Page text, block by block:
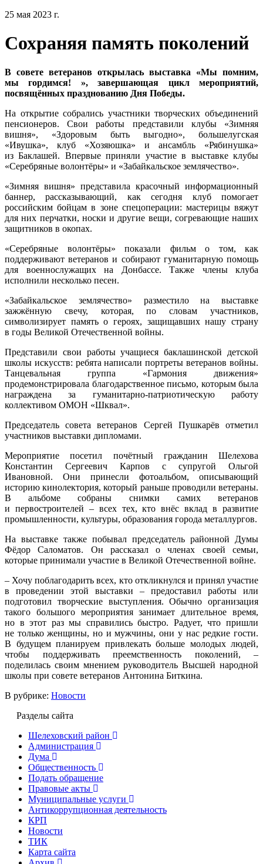
25 мая 2023 г.
Сохраняя память поколений
В совете ветеранов открылась выставка «Мы помним,
мы гордимся! », завершающая цикл мероприятий,
посвящённых празднованию Дня Победы.
На открытие собрались участники творческих объединений
пенсионеров. Свои работы представили клубы «Зимняя
вишня», «Здоровым быть выгодно», большелугская
«Ивушка», клуб «Хозяюшка» и ансамбль «Рябинушка»
из Баклашей. Впервые приняли участие в выставке клубы
«Серебряные волонтёры» и «Забайкальское землячество».
«Зимняя вишня» представила красочный информационный
баннер, рассказывающий, как сегодня клуб помогает
российским бойцам в зоне спецоперации: мастерицы вяжут
для них перчатки, носки и другие вещи, согревающие наших
защитников в окопах.
«Серебряные волонтёры» показали фильм о том, как
поддерживают ветеранов и собирают гуманитарную помощь
для военнослужащих на Донбассе. Также члены клуба
исполнили несколько песен.
«Забайкальское землячество» разместило на выставке
зажжённую свечу, которая, по словам участников,
символизирует память о героях, защищавших нашу страну
в годы Великой Отечественной войны.
Представили свои работы учащиеся баклашинской детской
школы искусств: ребята написали портреты ветеранов войны.
Танцевальная группа «Гармония движения»
продемонстрировала благодарственное письмо, которым была
награждена за гуманитарно-патриотическую работу
коллективом ОМОН «Шквал».
Председатель совета ветеранов Сергей Пушкарёв отметил
участников выставки дипломами.
Мероприятие посетил почётный гражданин Шелехова
Константин Сергеевич Карпов с супругой Ольгой
Ивановной. Они принесли фотоальбом, описывающий
историю кинолектория, который раньше проводили ветераны.
В альбоме собраны снимки самих ветеранов
и первостроителей – всех тех, кто внёс вклад в развитие
промышленности, культуры, образования города металлургов.
На выставке также побывал председатель районной Думы
Фёдор Саломатов. Он рассказал о членах своей семьи,
которые принимали участие в Великой Отечественной войне.
– Хочу поблагодарить всех, кто откликнулся и принял участие
в проведении этой выставки – предоставил работы или
подготовил творческие выступления. Обычно организация
такого большого мероприятия занимает длительное время,
но в этот раз мы справились быстро. Радует, что пришли
не только женщины, но и мужчины, они у нас редкие гости.
В будущем планируем привлекать больше молодых людей,
чтобы поддерживать преемственность поколений, –
поделилась своим мнением руководитель Высшей народной
школы при совете ветеранов Антонина Биткина.
В рубрике: Новости
Разделы сайта
Шелеховский район
Администрация
Дума
Общественность
Подать обращение
Правовые акты
Муниципальные услуги
Антикоррупционная деятельность
КРП
Новости
ТИК
Карта сайта